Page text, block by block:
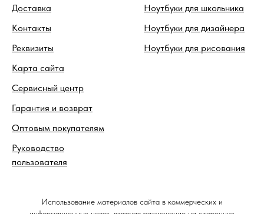
Доставка
Контакты
Реквизиты
Карта сайта
Сервисный центр
Гарантия и возврат
Оптовым покупателям
Руководство
пользователя
Ноутбуки для школьника
Ноутбуки для дизайнера
Ноутбуки для рисования
Использование материалов сайта в коммерческих и